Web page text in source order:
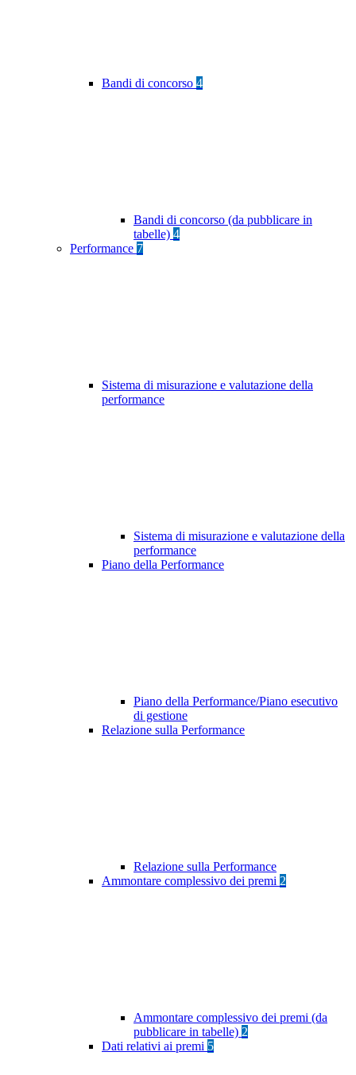
Bandi di concorso 4
Bandi di concorso (da pubblicare in
tabelle) 4
Performance 7
Sistema di misurazione e valutazione della
performance
Sistema di misurazione e valutazione della
performance
Piano della Performance
Piano della Performance/Piano esecutivo
di gestione
Relazione sulla Performance
Relazione sulla Performance
Ammontare complessivo dei premi 2
Ammontare complessivo dei premi (da
pubblicare in tabelle) 2
Dati relativi ai premi 5